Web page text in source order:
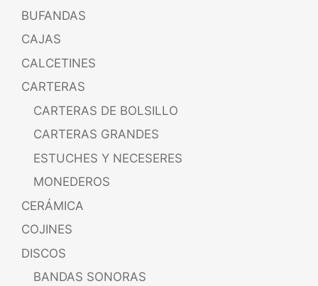
BUFANDAS
CAJAS
CALCETINES
CARTERAS
CARTERAS DE BOLSILLO
CARTERAS GRANDES
ESTUCHES Y NECESERES
MONEDEROS
CERÁMICA
COJINES
DISCOS
BANDAS SONORAS